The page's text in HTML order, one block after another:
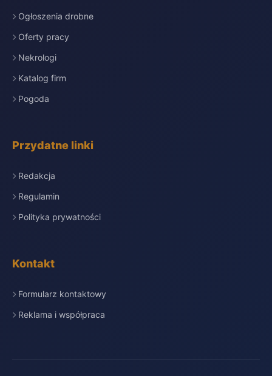
Ogłoszenia drobne
Oferty pracy
Nekrologi
Katalog firm
Pogoda
Przydatne linki
Redakcja
Regulamin
Polityka prywatności
Kontakt
Formularz kontaktowy
Reklama i współpraca